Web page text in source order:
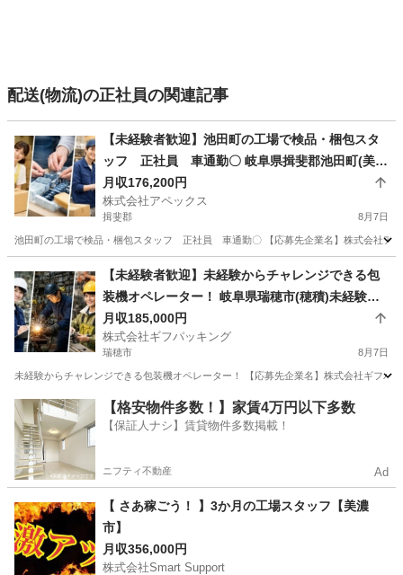
配送(物流)の正社員の関連記事
【未経験者歓迎】池田町の工場で検品・梱包スタ
ッフ 正社員 車通勤〇 岐阜県揖斐郡池田町(美濃
本郷)池田町の工場で検品・梱包スタッフ 正社
員 車通勤〇
月収176,200円
株式会社アペックス
揖斐郡 8月7日
池田町の工場で検品・梱包スタッフ 正社員 車通勤〇 【応募先企業名】株式会社ア
倉庫管理 未経験
【未経験者歓迎】未経験からチャレンジできる包
装機オペレーター！ 岐阜県瑞穂市(穂積)未経験か
らチャレンジできる包装機オペレーター！
月収185,000円
株式会社ギフパッキング
瑞穂市 8月7日
未経験からチャレンジできる包装機オペレーター！ 【応募先企業名】株式会社ギフ
岐阜 瑞穂市 工場
【格安物件多数！】家賃4万円以下多数
【保証人ナシ】賃貸物件多数掲載！
ニフティ不動産 Ad
【 さあ稼ごう！ 】3か月の工場スタッフ【美濃
市】
月収356,000円
株式会社Smart Support